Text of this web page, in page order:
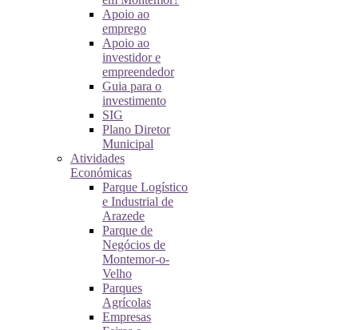
Apoio ao
emprego
Apoio ao
investidor e
empreendedor
Guia para o
investimento
SIG
Plano Diretor
Municipal
Atividades
Económicas
Parque Logístico
e Industrial de
Arazede
Parque de
Negócios de
Montemor-o-
Velho
Parques
Agrícolas
Empresas